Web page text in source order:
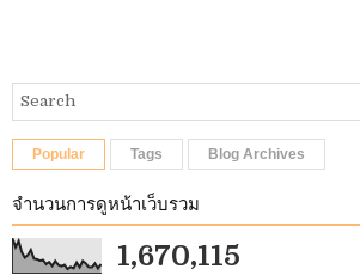
Popular Tags Blog Archives
จำนวนการดูหน้าเว็บรวม
1,670,115